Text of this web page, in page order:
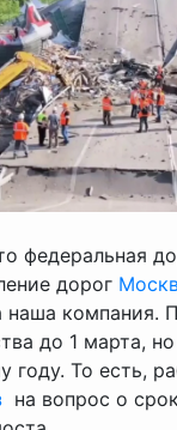
федеральная
дорог
наша компания.
до 1 марта,
году. То есть,
на вопрос о